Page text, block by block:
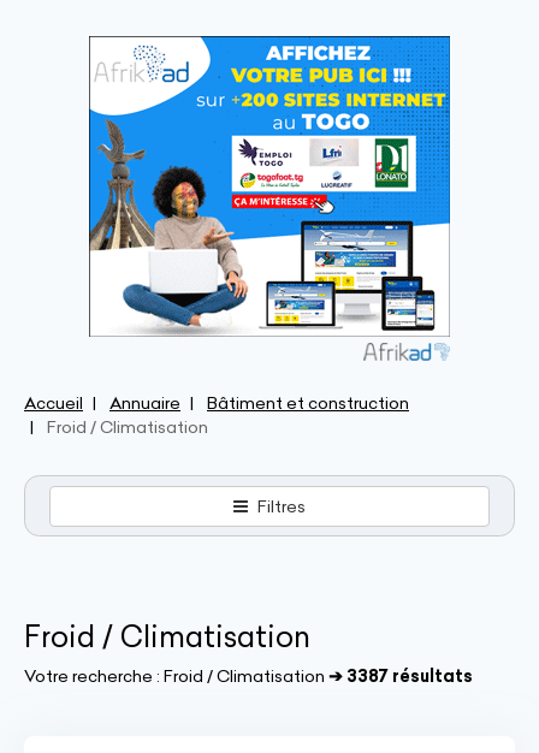
Accueil Annuaire
Bâtiment et construction
Froid / Climatisation
Filtres
Froid / Climatisation
Votre recherche : Froid / Climatisation ➔ 3387 résultats